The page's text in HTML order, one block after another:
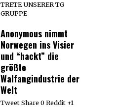
TRETE UNSERER TG
GRUPPE
Anonymous nimmt
Norwegen ins Visier
und “hackt” die
größte
Walfangindustrie der
Welt
Tweet Share 0 Reddit +1